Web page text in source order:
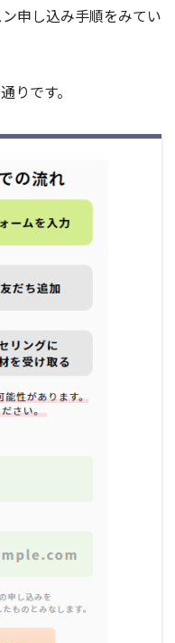
申し込み手順をみてい
りです。